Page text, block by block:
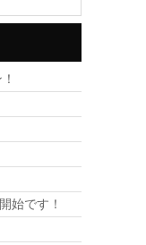
始です！